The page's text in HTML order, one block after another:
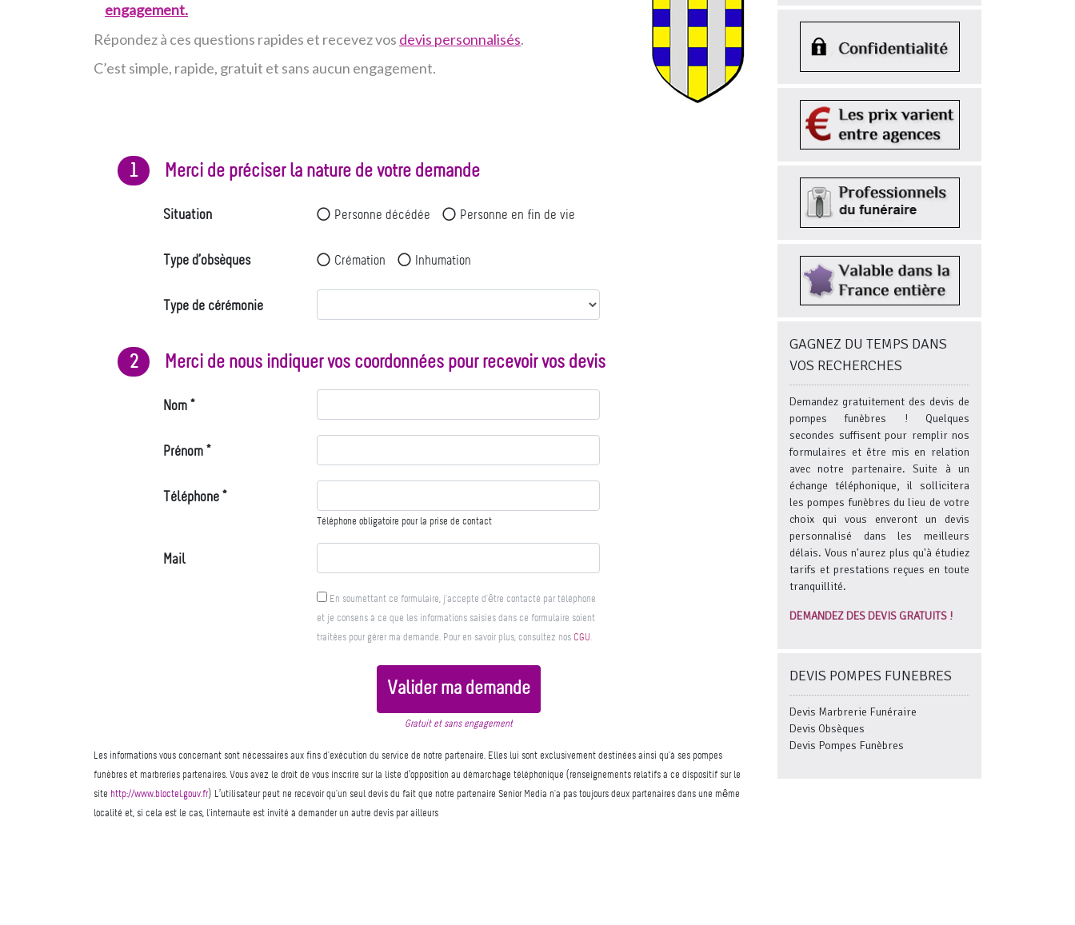
engagement.
Répondez à ces questions rapides et recevezvos devis personnalisés.
C’est simple, rapide, gratuit et sans aucun engagement.
GAGNEZ DU TEMPS DANS
VOS RECHERCHES
Demandez gratuitement des devis de
pompes funèbres ! Quelques
secondes suffisent pour remplir nos
formulaires et être mis en relation
avec notre partenaire. Suite à un
échange téléphonique, il sollicitera
les pompes funèbres du lieu de votre
choix qui vous enveront un devis
personnalisé dans les meilleurs
délais. Vous n'aurez plus qu'à étudiez
tarifs et prestations reçues en toute
tranquillité.
DEMANDEZ DES DEVIS GRATUITS !
DEVIS POMPES FUNEBRES
Devis Marbrerie Funéraire
Devis Obsèques
Devis Pompes Funèbres